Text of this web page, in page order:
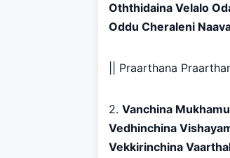
Oththidaina Velalo
Oddu Cheraleni
|| Praarthana
2. Vanchina
Vedhinchina
Vekkirinchina